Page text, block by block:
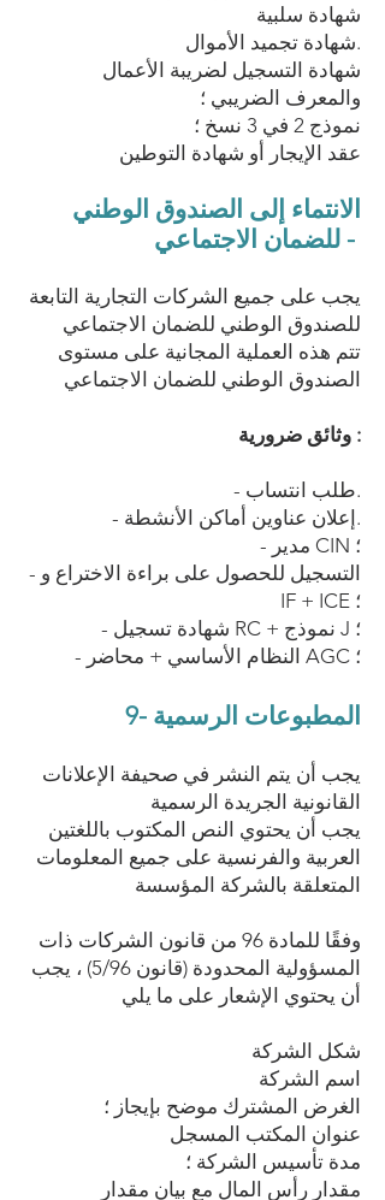
شهادة سلبية
شهادة تجميد الأموال.
شهادة التسجيل لضريبة الأعمال
والمعرف الضريبي ؛
نموذج 2 في 3 نسخ ؛
عقد الإيجار أو شهادة التوطين
للضمان الاجتماعي -
يجب على جميع الشركات التجارية التابعة
للصندوق الوطني للضمان الاجتماعي
تتم هذه العملية المجانية على مستوى
الصندوق الوطني للضمان الاجتماعي
وثائق ضرورية :
- طلب انتساب.
- إعلان عناوين أماكن الأنشطة.
- مدير CIN ؛
- التسجيل للحصول على براءة الاختراع و
IF + ICE ؛
- شهادة تسجيل RC + نموذج J ؛
- النظام الأساسي + محاضر AGC ؛
9- المطبوعات الرسمية
يجب أن يتم النشر في صحيفة الإعلانات
القانونية الجريدة الرسمية
يجب أن يحتوي النص المكتوب باللغتين
العربية والفرنسية على جميع المعلومات
المتعلقة بالشركة المؤسسة
وفقًا للمادة 96 من قانون الشركات ذات
المسؤولية المحدودة (قانون 5/96) ، يجب
أن يحتوي الإشعار على ما يلي
شكل الشركة
اسم الشركة
الغرض المشترك موضح بإيجاز ؛
عنوان المكتب المسجل
مدة تأسيس الشركة ؛
مقدار رأس المال مع بيان مقدار